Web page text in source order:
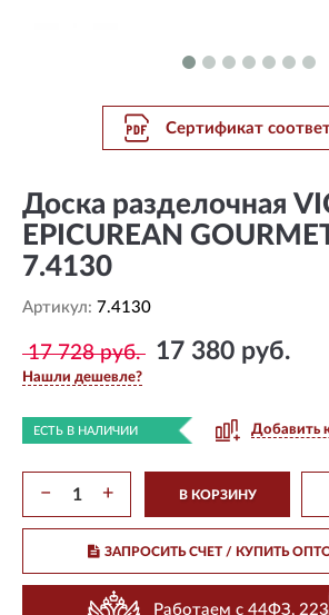
Сертификат
Доска разделочная
EPICUREAN
7.4130
Артикул: 7.4130
17 728 руб. 17 380 руб.
Нашли дешевле?
ЕСТЬ В НАЛИЧИИ Добавить
− + В КОРЗИНУ
ЗАПРОСИТЬ СЧЕТ / КУПИТЬ
Работаем с 44ФЗ,